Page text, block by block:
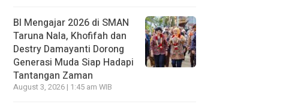
BI Mengajar 2026 di SMAN
Taruna Nala, Khofifah dan
Destry Damayanti Dorong
Generasi Muda Siap Hadapi
Tantangan Zaman
August 3, 2026 | 1:45 am WIB